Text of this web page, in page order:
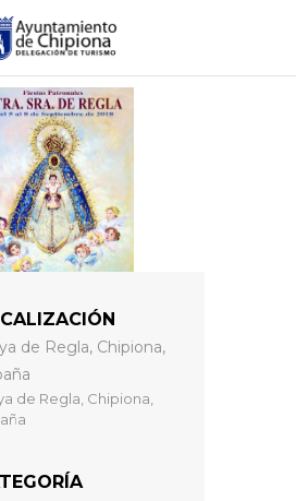
de Regla, Chipiona,
de Regla, Chipiona,